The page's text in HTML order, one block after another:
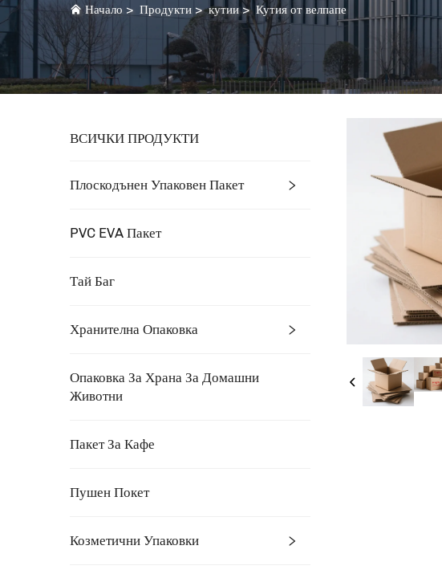
Начало > Продукти >кутии> Кутия от велпапе
ВСИЧКИ ПРОДУКТИ
Плоскодънен Упаковен Пакет
PVC EVA Пакет
Тай Баг
Хранителна Опаковка
Опаковка За Храна За Домашни
Животни
Пакет За Кафе
Пушен Покет
Козметични Упаковки